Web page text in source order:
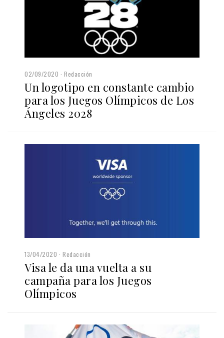
02/09/2020 Redacción
Un logotipo en constante cambio
para los Juegos Olímpicos de Los
Ángeles 2028
13/04/2020 Redacción
Visa le da una vuelta a su
campaña para los Juegos
Olímpicos